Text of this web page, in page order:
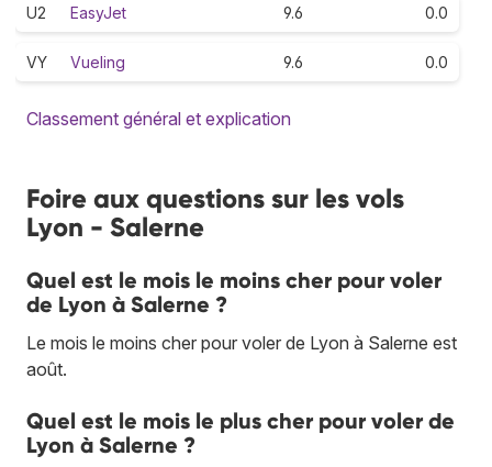
U2 EasyJet 9.6 0.0
VY Vueling 9.6 0.0
Classement général et explication
Foire aux questions sur les vols
Lyon - Salerne
Quel est le mois le moins cher pour voler
de Lyon à Salerne ?
Le mois le moins cher pour voler de Lyon à Salerne est
août.
Quel est le mois le plus cher pour voler de
Lyon à Salerne ?